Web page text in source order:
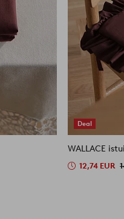
Deal
WALLACE
12,74 EUR